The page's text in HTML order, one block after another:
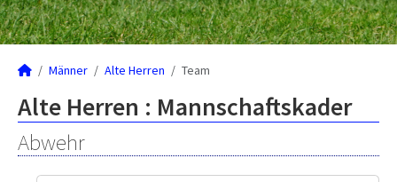
Männer Alte Herren Team
Alte Herren : Mannschaftskader
Abwehr